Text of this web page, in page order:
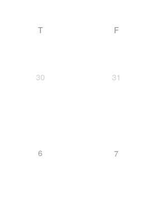
T F
30 31
6 7